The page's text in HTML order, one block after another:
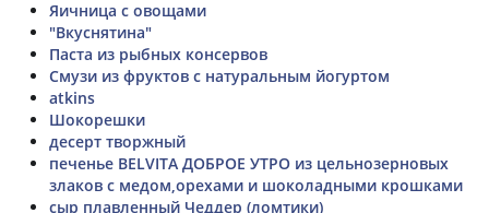
Яичница с овощами
"Вкуснятина"
Паста из рыбных консервов
Смузи из фруктов с натуральным йогуртом
atkins
Шокорешки
десерт творжный
печенье BELVITA ДОБРОЕ УТРО из цельнозерновых
злаков с медом,орехами и шоколадными крошками
сыр плавленный Чеддер (ломтики)